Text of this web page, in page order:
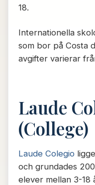
18.
Internationella
som bor på Costa
avgifter varierar
Laude
(College)
Laude Colegio
och grundades
elever mellan 3-18